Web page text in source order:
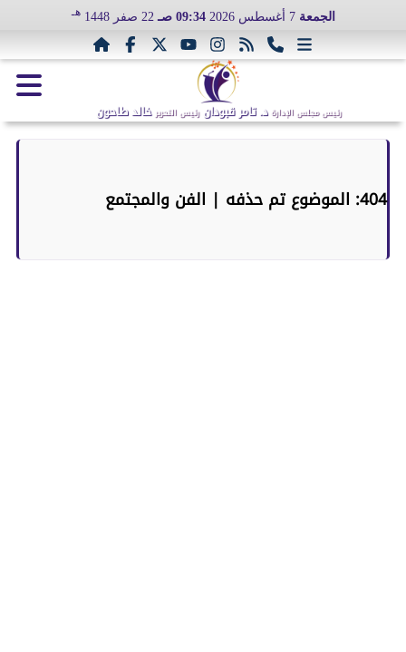
الجمعة 7 أغسطس 2026 09:34 صـ 22 صفر 1448 هـ
رئيس مجلس الإدارة د. تامر قبودان رئيس التحرير خالد طاحون
404: الموضوع تم حذفه | الفن والمجتمع